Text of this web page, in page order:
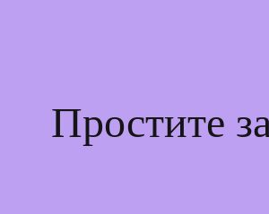
Простите